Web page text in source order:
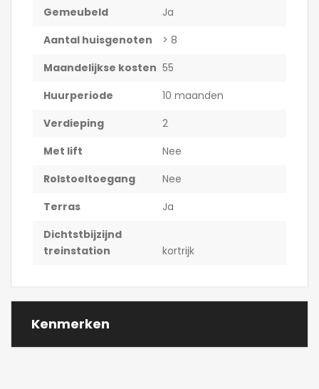
Gemeubeld
Ja
Aantal huisgenoten
> 8
Maandelijkse kosten 55
Huurperiode
10 maanden
Verdieping
2
Met lift
Nee
Rolstoeltoegang
Nee
Terras
Ja
Dichtstbijzijnd
treinstation
kortrijk
Kenmerken